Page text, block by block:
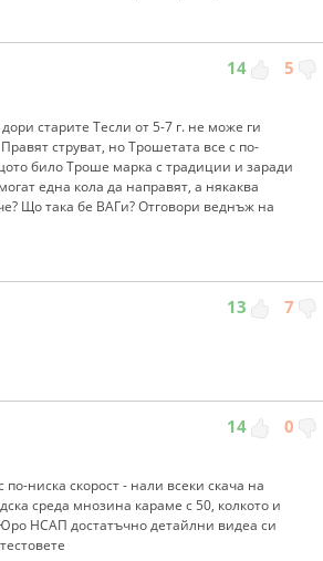
14 5
старите Тесли от 5-7 г. не може ги
струват, но Трошетата все с по-
било Троше марка с традиции и заради
една кола да направят, а някаква
Що така бе ВАГи? Отговори веднъж на
13 7
14 0
ниска скорост - нали всеки скача на
среда мнозина караме с 50, колкото и
НСАП достатъчно детайлни видеа си